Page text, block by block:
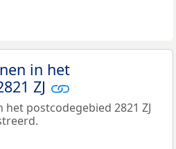
in het
ZJ
het postcodegebied 2821 ZJ